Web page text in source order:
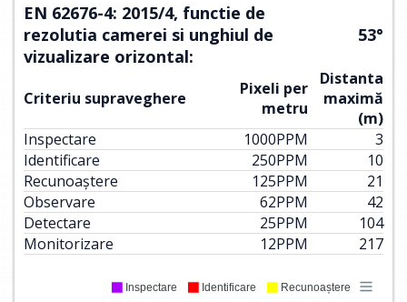
EN 62676-4: 2015/4, functie de
rezolutia camerei si unghiul de
vizualizare orizontal:
53°
Criteriu supraveghere
Pixeli per
metru
Distanta
maximă
(m)
Inspectare
1000PPM
3
Identificare
250PPM
10
Recunoaștere
125PPM
21
Observare
62PPM
42
Detectare
25PPM
104
Monitorizare
12PPM 217
Inspectare Identificare
Recunoaștere